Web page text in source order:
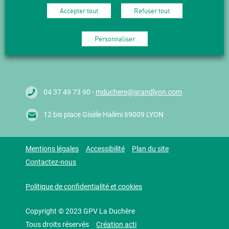
Suivez l'actualité en vous abonnant
M'abonner
04 37 49 73 90 - mduchere@grandlyon.com
12 bis place Gisèle Halimi 69009 LYON
Mentions légales Accessibilité
Plan du site
Contactez-nous
Politique de confidentialité et cookies
Copyright © 2023 GPV La Duchère
Tous droits réservés
Création acti
Accepter tout Refuser tout
Personnaliser